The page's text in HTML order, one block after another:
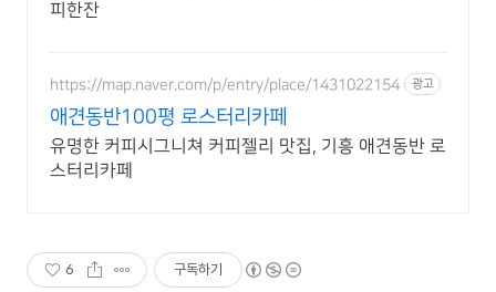
피한잔
https://map.naver.com/p/entry/place/1431022154 광고
애견동반100평 로스터리카페
유명한 커피시그니쳐 커피젤리 맛집, 기흥 애견동반 로
스터리카페
6 구독하기